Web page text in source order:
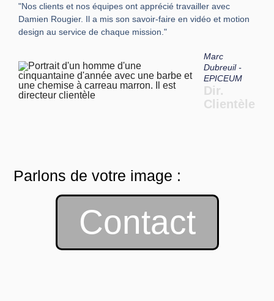
"Nos clients et nos équipes ont apprécié travailler avec
Damien Rougier. Il a mis son savoir-faire en vidéo et motion
design au service de chaque mission."
Marc
Dubreuil -
EPICEUM
Dir.
Clientèle
Parlons de votre image :
Contact